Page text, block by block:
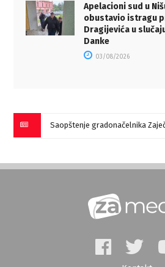
Apelacioni sud u
obustavio istragu
Dragijevića u
Danke
03/08/2026
Saopštenje gradonačelnika